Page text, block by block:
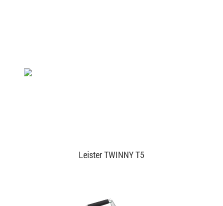
Leister TWINNY T5